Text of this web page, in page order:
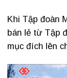
Khi Tập đoàn
bán lẻ từ Tập
mục đích lên